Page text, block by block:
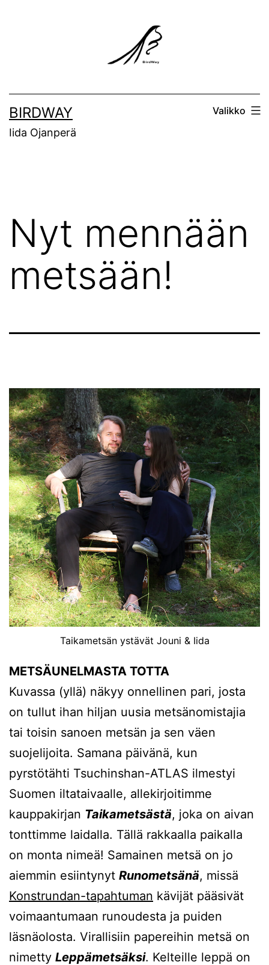
BIRDWAY
Iida Ojanperä
Valikko
Nyt mennään
metsään!
Taikametsän ystävät Jouni & Iida
METSÄUNELMASTA TOTTA
Kuvassa (yllä) näkyy onnellinen pari, josta
on tullut ihan hiljan uusia metsänomistajia
tai toisin sanoen metsän ja sen väen
suojelijoita. Samana päivänä, kun
pyrstötähti Tsuchinshan-ATLAS ilmestyi
Suomen iltataivaalle, allekirjoitimme
kauppakirjan Taikametsästä, joka on aivan
tonttimme laidalla. Tällä rakkaalla paikalla
on monta nimeä! Samainen metsä on jo
aiemmin esiintynyt Runometsänä, missä
Konstrundan-tapahtuman kävijät pääsivät
voimaantumaan runoudesta ja puiden
läsnäolosta. Virallisiin papereihin metsä on
nimetty Leppämetsäksi. Kelteille leppä on